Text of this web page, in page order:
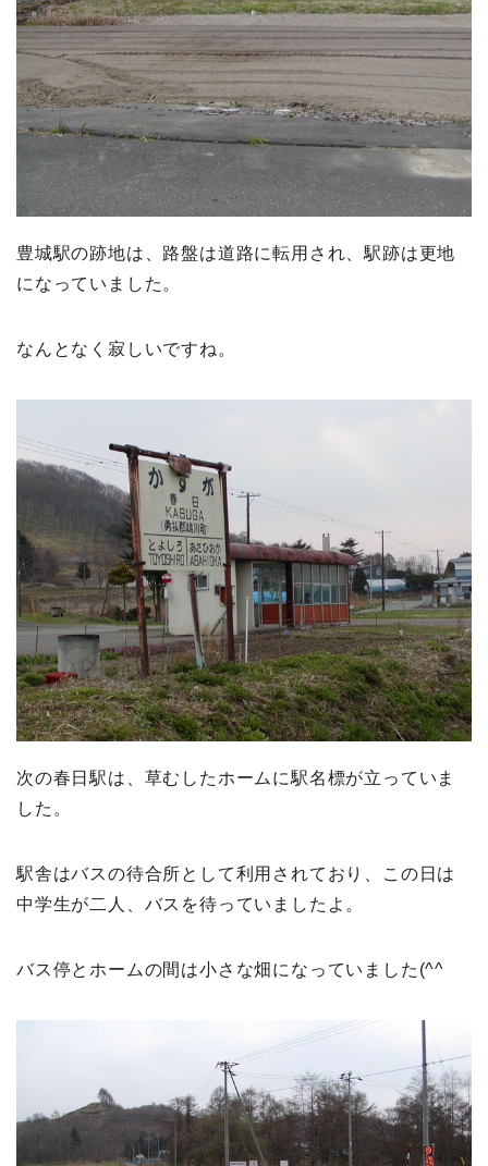
豊城駅の跡地は、路盤は道路に転用され、駅跡は更地
になっていました。
なんとなく寂しいですね。
次の春日駅は、草むしたホームに駅名標が立っていま
した。
駅舎はバスの待合所として利用されており、この日は
中学生が二人、バスを待っていましたよ。
バス停とホームの間は小さな畑になっていました(^^